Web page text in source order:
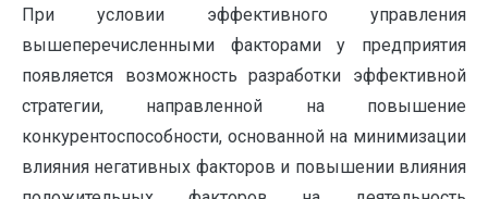
При условии эффективного управления
вышеперечисленными факторами у предприятия
появляется возможность разработки эффективной
стратегии, направленной на повышение
конкурентоспособности, основанной на минимизации
влияния негативных факторов и повышении влияния